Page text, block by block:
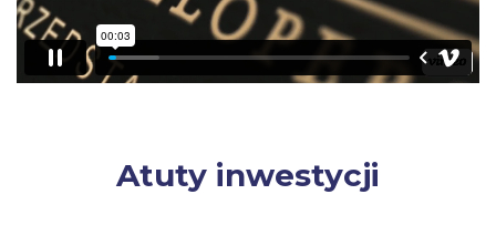
Atuty inwestycji